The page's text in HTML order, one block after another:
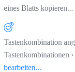
eines Blatts kopieren...
Tastenkombination
Tastenkombinationen ›
bearbeiten...